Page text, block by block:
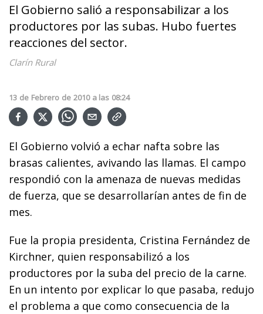
El Gobierno salió a responsabilizar a los
productores por las subas. Hubo fuertes
reacciones del sector.
Clarín Rural
13 de Febrero de 2010 a las 08:24
El Gobierno volvió a echar nafta sobre las
brasas calientes, avivando las llamas. El campo
respondió con la amenaza de nuevas medidas
de fuerza, que se desarrollarían antes de fin de
mes.
Fue la propia presidenta, Cristina Fernández de
Kirchner, quien responsabilizó a los
productores por la suba del precio de la carne.
En un intento por explicar lo que pasaba, redujo
el problema a que como consecuencia de la